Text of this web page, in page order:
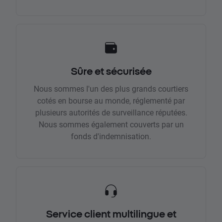
Sûre et sécurisée
Nous sommes l'un des plus grands courtiers
cotés en bourse au monde, réglementé par
plusieurs autorités de surveillance réputées.
Nous sommes également couverts par un
fonds d'indemnisation.
Service client multilingue et